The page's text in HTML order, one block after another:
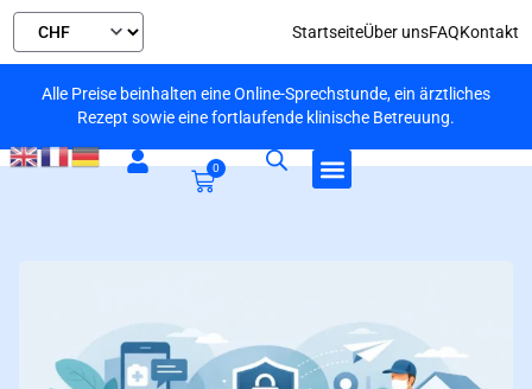
StartseiteÜber unsFAQKontakt
Alle Preise beinhalten eine Online-Sprechstunde, ein ärztliches
Rezept sowie eine fortlaufende klinische Betreuung.
0